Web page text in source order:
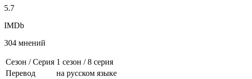
5.7
IMDb
304 мнений
Сезон / Серия 1 сезон /8 серия
Перевод
на русском языке